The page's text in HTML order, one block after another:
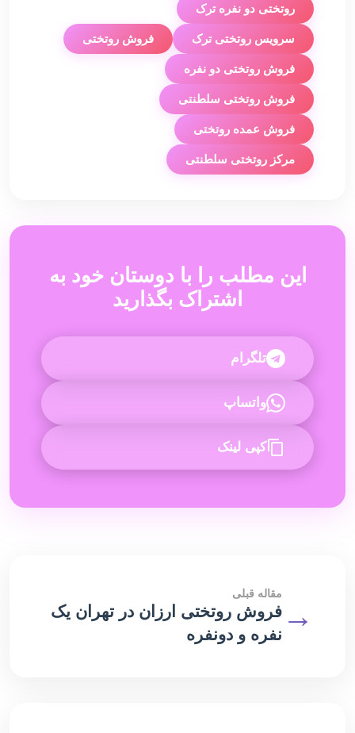
روتختی دو نفره ترک
سرویس روتختی ترک فروش روتختی
فروش روتختی دو نفره
فروش روتختی سلطنتی
فروش عمده روتختی
مرکز روتختی سلطنتی
این مطلب را با دوستان خود به
اشتراک بگذارید
تلگرام
واتساپ
کپی لینک
→
مقاله قبلی
فروش روتختی ارزان در تهران یک
نفره و دونفره